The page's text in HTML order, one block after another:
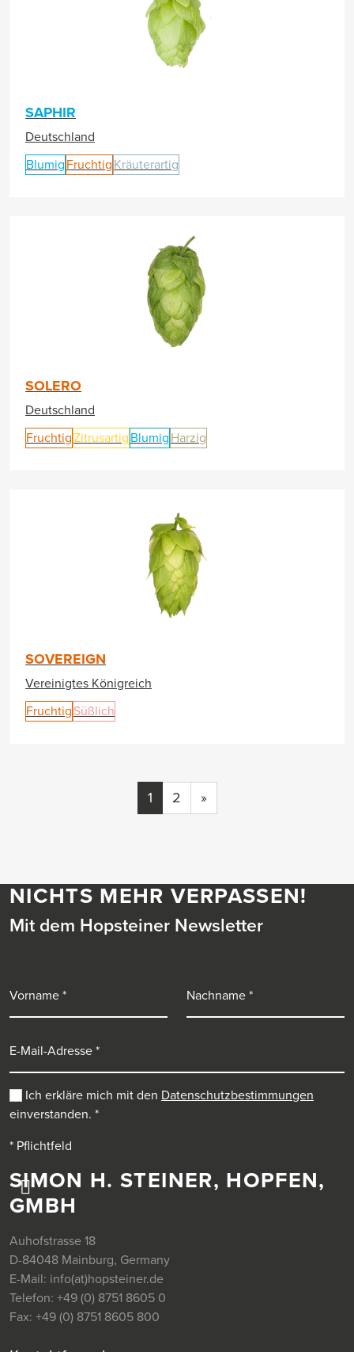
SAPHIR
Deutschland
Blumig Fruchtig Kräuterartig
SOLERO
Deutschland
FruchtigZitrusartig Blumig Harzig
SOVEREIGN
Vereinigtes Königreich
Fruchtig Süßlich
1 2 »
SIMON H. STEINER, HOPFEN,
GMBH
Auhofstrasse 18
D-84048 Mainburg, Germany
E-Mail: info(at)hopsteiner.de
Telefon: +49 (0) 8751 8605 0
Fax: +49 (0) 8751 8605 800
NICHTS MEHR VERPASSEN!
Mit dem Hopsteiner Newsletter
Ich erkläre mich mit den Datenschutzbestimmungen
einverstanden. *
* Pflichtfeld